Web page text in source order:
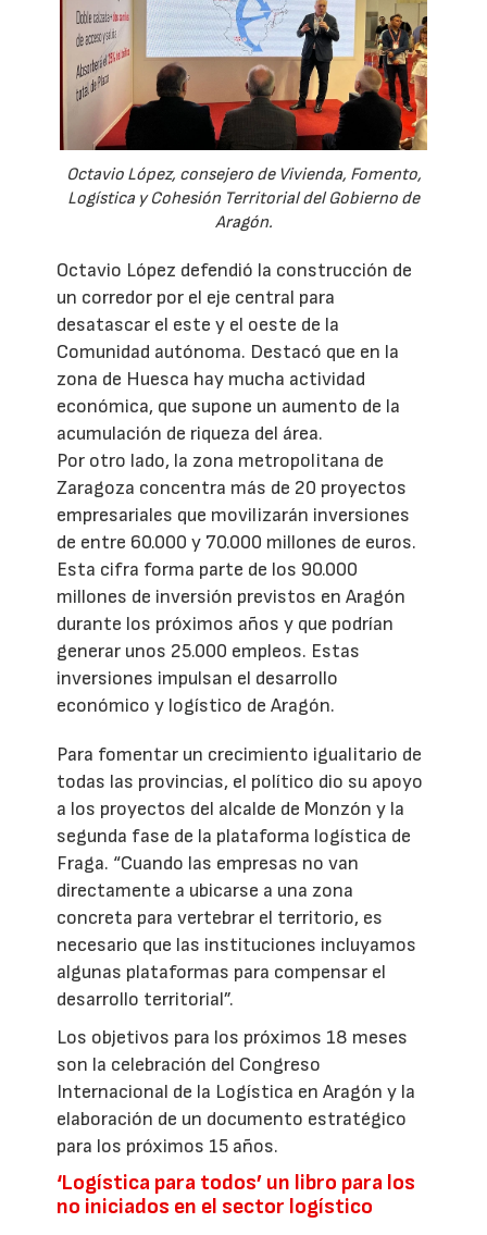
Octavio López, consejero de Vivienda, Fomento,
Logística y Cohesión Territorial del Gobierno de
Aragón.
Octavio López defendió la construcción de
un corredor por el eje central para
desatascar el este y el oeste de la
Comunidad autónoma. Destacó que en la
zona de Huesca hay mucha actividad
económica, que supone un aumento de la
acumulación de riqueza del área.
Por otro lado, la zona metropolitana de
Zaragoza concentra más de 20 proyectos
empresariales que movilizarán inversiones
de entre 60.000 y 70.000 millones de euros.
Esta cifra forma parte de los 90.000
millones de inversión previstos en Aragón
durante los próximos años y que podrían
generar unos 25.000 empleos. Estas
inversiones impulsan el desarrollo
económico y logístico de Aragón.
Para fomentar un crecimiento igualitario de
todas las provincias, el político dio su apoyo
a los proyectos del alcalde de Monzón y la
segunda fase de la plataforma logística de
Fraga. “Cuando las empresas no van
directamente a ubicarse a una zona
concreta para vertebrar el territorio, es
necesario que las instituciones incluyamos
algunas plataformas para compensar el
desarrollo territorial”.
Los objetivos para los próximos 18 meses
son la celebración del Congreso
Internacional de la Logística en Aragón y la
elaboración de un documento estratégico
para los próximos 15 años.
‘Logística para todos’ un libro para los
no iniciados en el sector logístico